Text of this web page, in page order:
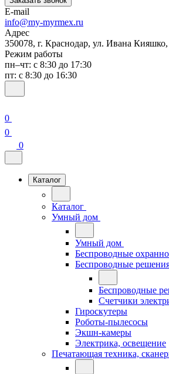
E-mail
info@my-myrmex.ru
Адрес
350078, г. Краснодар, ул. Ивана
Режим работы
пн–чт: с 8:30 до 17:30
пт: с 8:30 до 16:30
0
0
0
Каталог
Каталог
Умный дом
Умный дом
Беспроводные
Беспроводные
Беспроводные
Счетчики
Гироскутеры
Роботы-пылесосы
Экшн-камеры
Электрика, освещение
Печатающая техника,